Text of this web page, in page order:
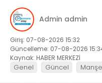
Admin admin
Giriş: 07-08-2026 15:32
Güncelleme: 07-08-2026
Kaynak: HABER MERKEZİ
Genel Güncel